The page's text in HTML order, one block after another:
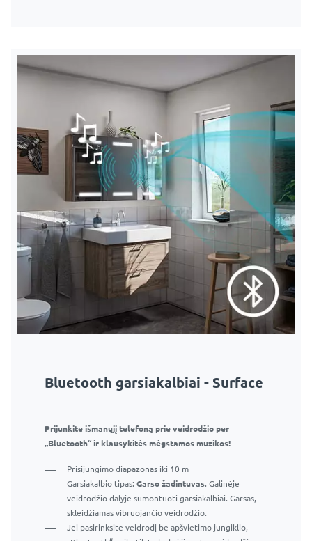
Bluetooth garsiakalbiai - Surface
Prijunkite išmanųjį telefoną prie veidrodžio per
„Bluetooth“ ir klausykitės mėgstamos muzikos!
Prisijungimo diapazonas iki 10 m
Garsiakalbio tipas: Garso žadintuvas. Galinėje
veidrodžio dalyje sumontuoti garsiakalbiai. Garsas,
skleidžiamas vibruojančio veidrodžio.
Jei pasirinksite veidrodį be apšvietimo jungiklio,